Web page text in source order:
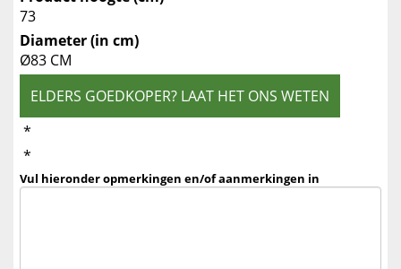
73
Diameter (in cm)
Ø83 CM
ELDERS GOEDKOPER? LAAT HET ONS WETEN
*
*
Vul hieronder opmerkingen en/of aanmerkingen in